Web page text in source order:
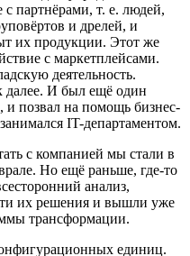
с партнёрами, т. е. людей,
и дрелей, и
их продукции. Этот же
с маркетплейсами.
деятельность.
далее. И был ещё один
и позвал на помощь бизнес-
IT-департаментом.
с компанией мы стали в
Но ещё раньше, где-то
анализ,
их решения и вышли уже
трансформации.
единиц.